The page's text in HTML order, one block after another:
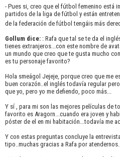
- Pues si, creo que el fútbol femenino está
partidos de la liga de fútbol y están
de la federación de fútbol tengáis más
Gollum dice: : Rafa que tal se te da el
tienes extranjeros...con este nombre de
un mundo que creo que te gusta mucho
es tu personaje favorito?
Hola smeágol Jejeje, porque creo que me
buen corazón..el inglés todavía regular
que yo, pero yo me defiendo, poco más...
Y sí , para mi son las mejores películas de
favorito es Aragorn...cuando era joven y
póster de el en mi habitación...todavía me
Y con estas preguntas concluye la
tipo..muchas gracias a Rafa por atendernos..